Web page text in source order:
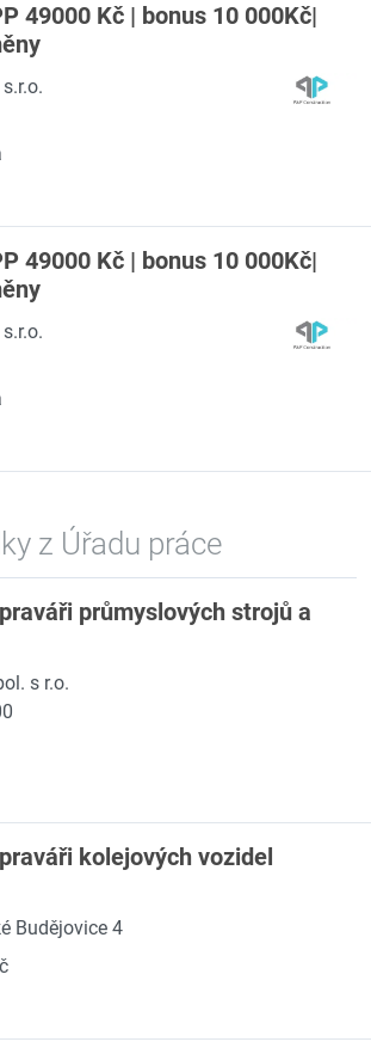
49000 Kč | bonus 10 000Kč|
49000 Kč | bonus 10 000Kč|
z Úřadu práce
průmyslových strojů a
s r.o.
kolejových vozidel
Budějovice 4